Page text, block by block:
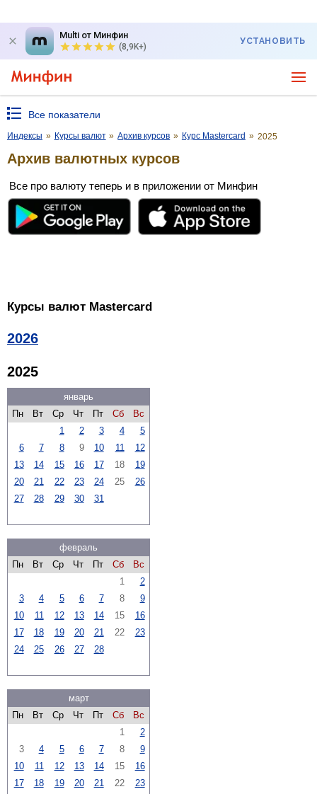
Multi от Минфин
(8,9K+)
УСТАНОВИТЬ
Все показатели
Индексы » Курсы валют » Архив курсов » Курс Mastercard » 2025
Архив валютных курсов
Все про валюту теперь и в приложении от Минфин
Курсы валют Mastercard
2026
2025
январь
Пн
Вт Ср Чт Пт Сб
Вс
1
2 3 4
5
6
7 8 9 10 11
12
13
14 15 16 17 18
19
20
21 22 23 24 25
26
27
28 29 30 31
февраль
Пн
Вт Ср Чт Пт Сб
Вс
1
2
3
4 5 6 7 8
9
10
11 12 13 14 15
16
17
18 19 20 21 22
23
24
25 26 27 28
март
Пн
Вт Ср Чт Пт Сб
Вс
1
2
3
4 5 6 7 8
9
10
11 12 13 14 15
16
17
18 19 20 21 22
23